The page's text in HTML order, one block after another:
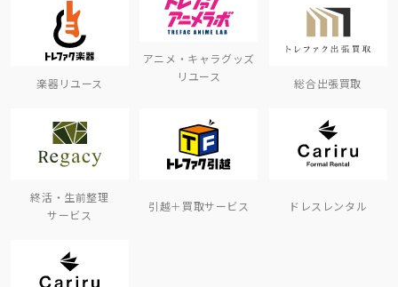
楽器リユース
アニメ・キャラグッズ
リユース
総合出張買取
終活・生前整理
サービス
引越＋買取サービス ドレスレンタル